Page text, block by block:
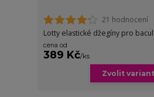
21 hodnocení
Lotty elastické džegíny pro
cena od
389 Kč/ks
Zvolit